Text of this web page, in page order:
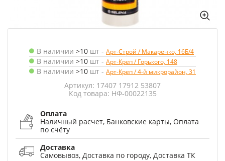
В наличии >10 шт - Арт-Строй / Макаренко, 16Б/4
В наличии >10 шт - Арт-Креп / Горького, 148
В наличии >10 шт - Арт-Креп / 4-й микрорайон, 31
Артикул: 17407 17912 53807
Код товара: НФ-00022135
Оплата
Наличный расчет, Банковские карты, Оплата
по счёту
Доставка
Самовывоз, Доставка по городу, Доставка ТК